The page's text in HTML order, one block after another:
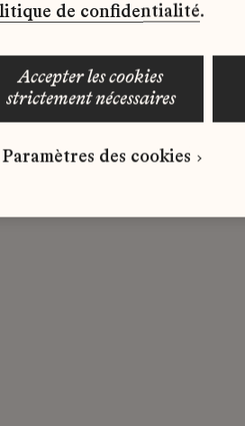
correspond à
spontanée dès
de confidentialité.
accepter les cookies
strictement nécessaires
Paramètres des cookies